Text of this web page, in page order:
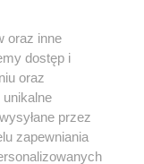
być powielany i
w jakikolwiek sposób
jakimkolwiek polu
umieszczaniem w
Jakiekolwiek użycie
z naruszeniem
pod groźbą kary i
oraz inne
dostęp i
oraz
przez
zapewniania